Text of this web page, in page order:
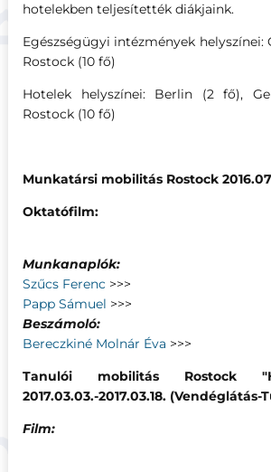
hotelekben teljesítették diákjaink.
Egészségügyi intézmények helyszínei:
Rostock (10 fő)
Hotelek helyszínei: Berlin (2 fő),
Rostock (10 fő)
Munkatársi mobilitás Rostock
Oktatófilm:
Munkanaplók:
Szűcs Ferenc>>>
Papp Sámuel >>>
Beszámoló:
Bereczkiné Molnár Éva >>>
Tanulói mobilitás Rostock
2017.03.03.-2017.03.18. (Vendéglátás-
Film: